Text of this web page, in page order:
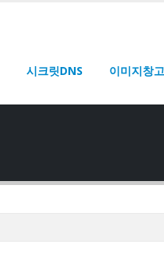
시크릿DNS 이미지창고